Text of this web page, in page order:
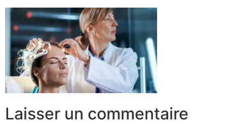
Laisser un commentaire